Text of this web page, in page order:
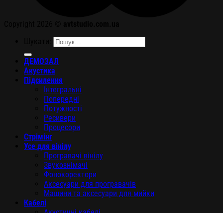
ДЕМОЗАЛ
Акустика
Підсилення
Інтегральні
Попередні
Потужності
Ресивери
Процесори
Стрімінг
Усе для вінілу
Програвачі вінілу
Звукознімачі
Фонокоректори
Аксесуари для програвачів
Машини та аксесуари для мийки
Кабелі